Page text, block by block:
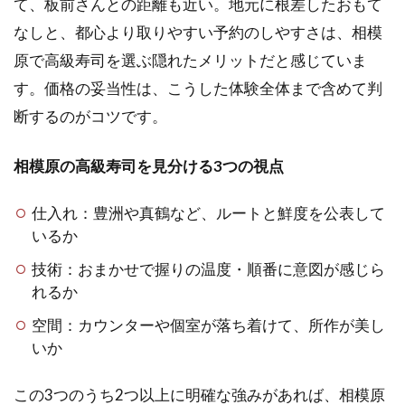
で
お
す
め
の
寿
の
名
店
と
シ
ー
ン
の
び
て、板前さんとの距離も近い。地元に根差したおもて
なしと、都心より取りやすい予約のしやすさは、相模
原で高級寿司を選ぶ隠れたメリットだと感じていま
す。価格の妥当性は、こうした体験全体まで含めて判
断するのがコツです。
相模原の高級寿司を見分ける3つの視点
仕入れ：豊洲や真鶴など、ルートと鮮度を公表して
いるか
技術：おまかせで握りの温度・順番に意図が感じら
れるか
空間：カウンターや個室が落ち着けて、所作が美し
いか
この3つのうち2つ以上に明確な強みがあれば、相模原